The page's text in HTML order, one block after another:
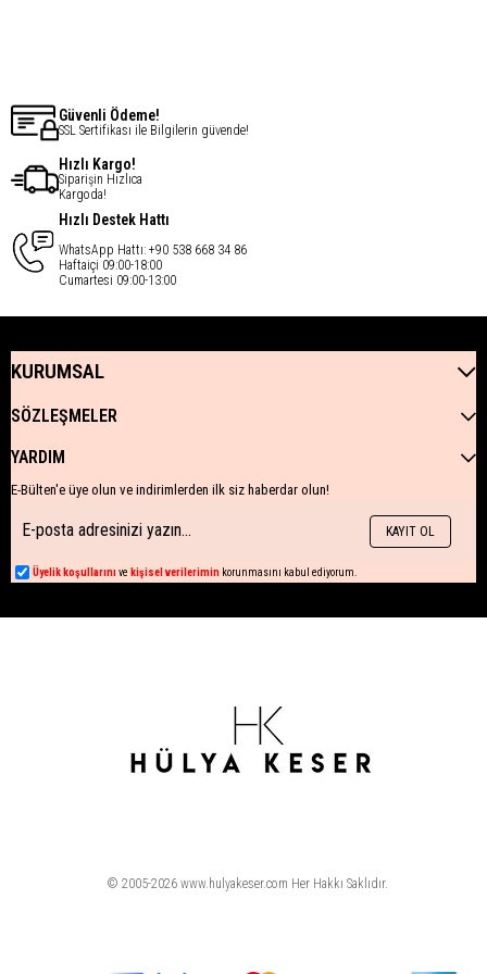
Güvenli Ödeme!
SSL Sertifikası ile Bilgilerin güvende!
Hızlı Kargo!
Siparişin Hızlıca
Kargoda!
Hızlı Destek Hattı
WhatsApp Hattı: +90 538 668 34 86
Haftaiçi 09:00-18:00
Cumartesi 09:00-13:00
KURUMSAL
SÖZLEŞMELER
YARDIM
E-Bülten'e üye olun ve indirimlerden ilk siz haberdar olun!
KAYIT OL
Üyelik koşullarını ve kişisel verilerimin korunmasını kabul ediyorum.
© 2005-2026 www.hulyakeser.com Her Hakkı Saklıdır.